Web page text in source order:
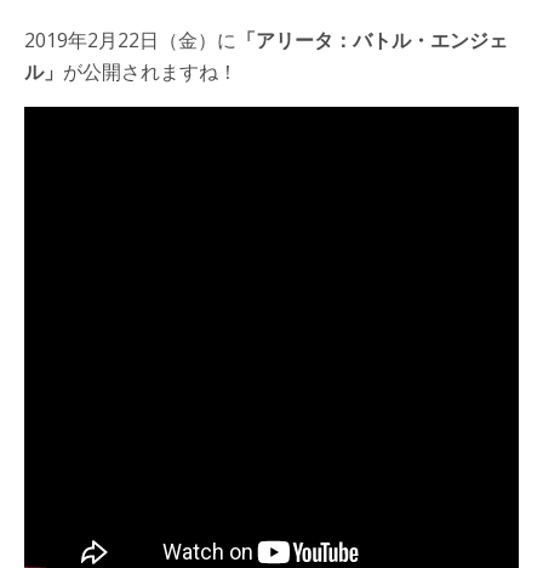
2019年2月22日（金）に 「アリータ：バトル・エンジェ
ル」 が公開されますね！